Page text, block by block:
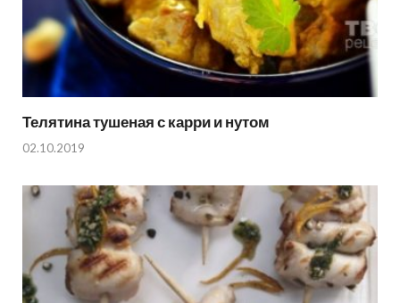
Телятина тушеная с карри и нутом
02.10.2019